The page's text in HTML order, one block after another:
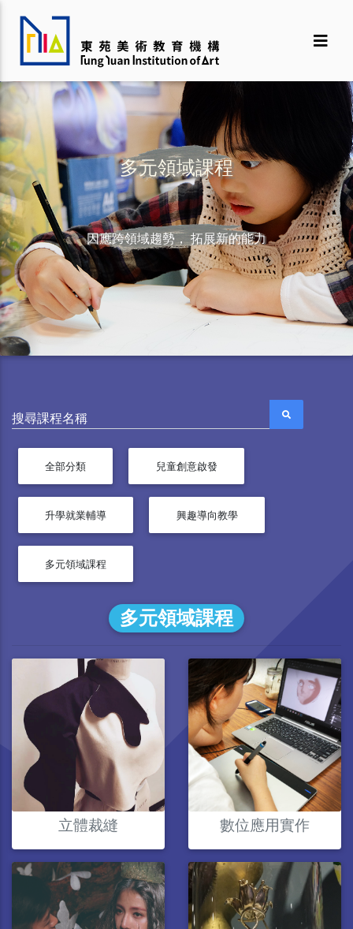
多元領域課程
因應跨領域趨勢， 拓展新的能力
搜尋課程名稱
全部分類 兒童創意啟發
升學就業輔導 興趣導向教學
多元領域課程
多元領域課程
立體裁縫 數位應用實作